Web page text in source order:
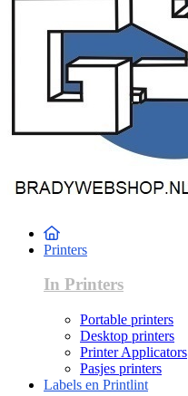
Printers
In Printers
Portable printers
Desktop printers
Printer Applicators
Pasjes printers
Labels en Printlint